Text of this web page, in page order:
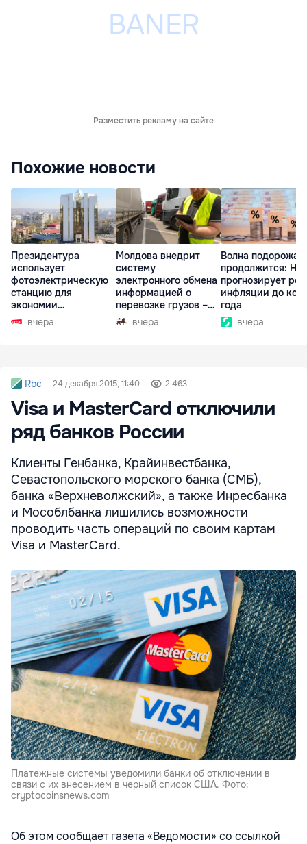
Разместить рекламу на сайте
Похожие новости
Президентура
использует
фотоэлектрическую
станцию для
экономии
электроэнергии
вчера
Молдова внедрит
систему
электронного обмена
информацией о
перевозке грузов –
eFTI вчера
Волна
продолжится:
прогнозирует
инфляции до
года
вчера
Rbc 24 декабря 2015, 11:40 2 463
Visa и MasterCard отключили
ряд банков России
Клиенты Генбанка, Крайинвестбанка,
Севастопольского морского банка (СМБ),
банка «Верхневолжский», а также Инресбанка
и Мособлбанка лишились возможности
проводить часть операций по своим картам
Visa и MasterCard.
Платежные системы уведомили банки об отключении в
связи с их внесением в черный список США. Фото:
cryptocoinsnews.com
Об этом сообщает газета «Ведомости» со ссылкой